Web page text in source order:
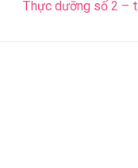
Thực dưỡng số 2 –